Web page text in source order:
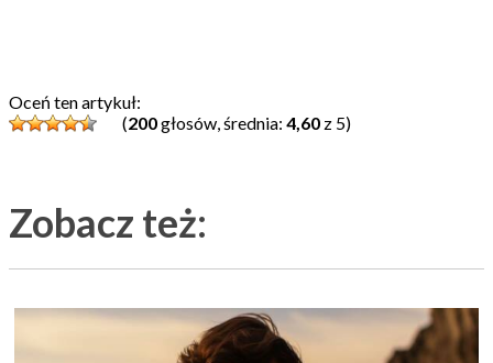
Oceń ten artykuł:
(200głosów, średnia: 4,60 z 5)
Zobacz też: